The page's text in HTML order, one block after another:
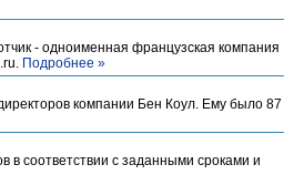
- одноименная французская компания
Подробнее »
компании Бен Коул. Ему было 87
в соответствии с заданными сроками и